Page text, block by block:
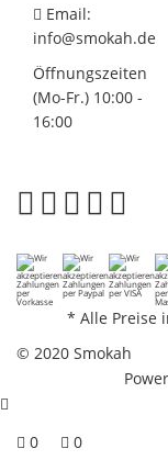
Email:
info@smokah.de
Öffnungszeiten
(Mo-Fr.) 10:00 -
16:00
* Alle Preise
© 2020 Smokah
0 0